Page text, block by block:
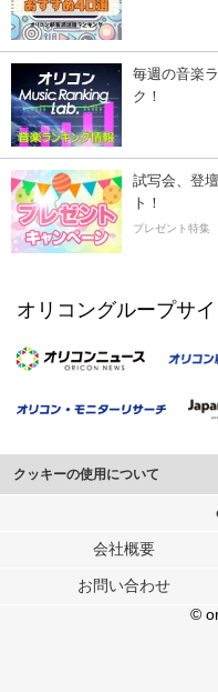
毎週の音楽
ク！
試写会、登
ト！
プレゼント特集
オリコングループサイ
クッキーの使用について
このサイトでは Cookie を使用し
行っています。
メディアや広告配信、データ解
各パートナーは、この情報とユ
ユーザーが各パートナーのサー
会社概要
お問い合わせ
©